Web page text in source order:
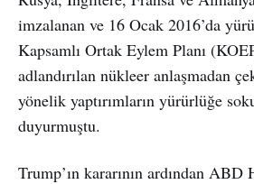
imzalanan ve 16 Ocak 2016’da
Kapsamlı Ortak Eylem Planı
adlandırılan nükleer anlaşmadan
yönelik yaptırımların yürürlüğe
duyurmuştu.
Trump’ın kararının ardından ABD